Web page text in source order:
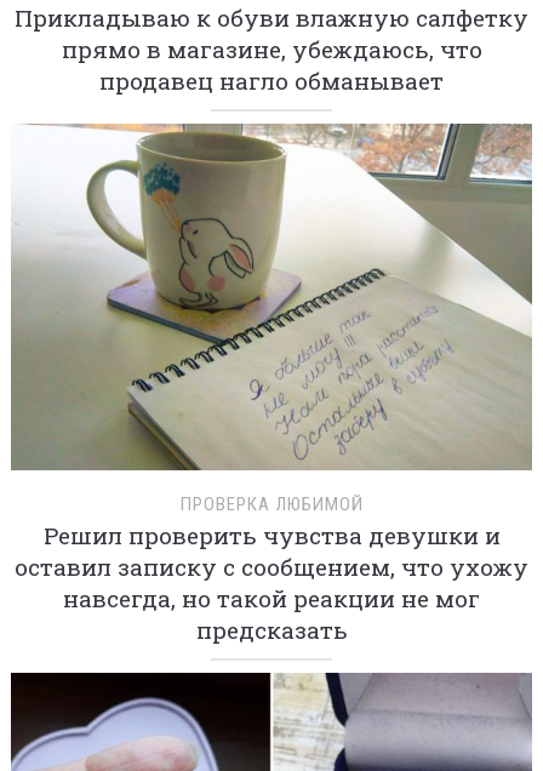
Прикладываю к обуви влажную салфетку
прямо в магазине, убеждаюсь, что
продавец нагло обманывает
ПРОВЕРКА ЛЮБИМОЙ
Решил проверить чувства девушки и
оставил записку с сообщением, что ухожу
навсегда, но такой реакции не мог
предсказать